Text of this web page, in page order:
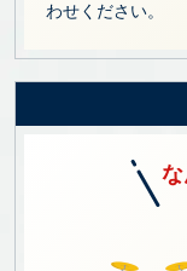
わせください。
な